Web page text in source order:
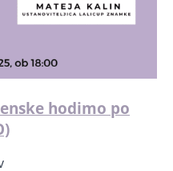
hodimo po